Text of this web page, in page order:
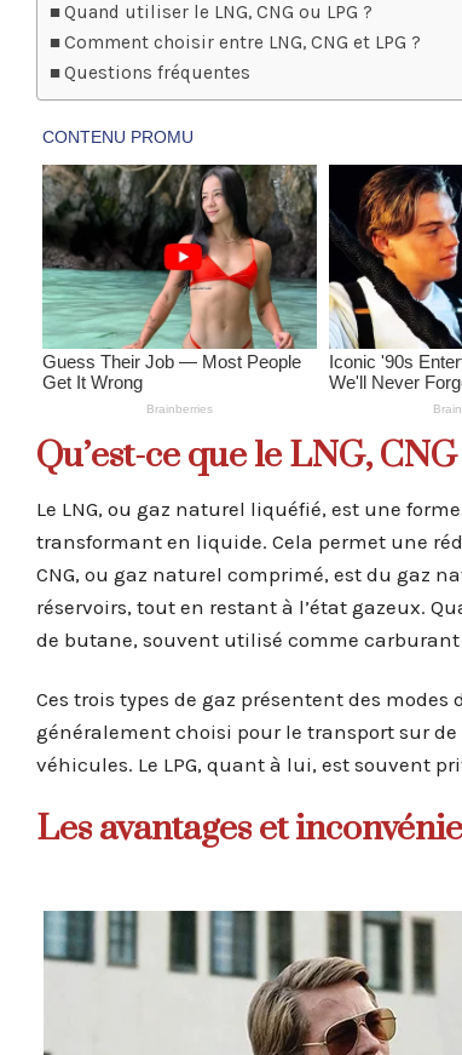
Quand utiliser le LNG, CNG ou LPG ?
Comment choisir entre LNG, CNG et LPG ?
Questions fréquentes
Qu’est-ce que le LNG,
Le LNG, ou gaz naturel liquéfié, est une
transformant en liquide. Cela permet une
CNG, ou gaz naturel comprimé, est du gaz
réservoirs, tout en restant à l’état gazeux.
de butane, souvent utilisé comme
Ces trois types de gaz présentent des
généralement choisi pour le transport sur
véhicules. Le LPG, quant à lui, est souvent
Les avantages et